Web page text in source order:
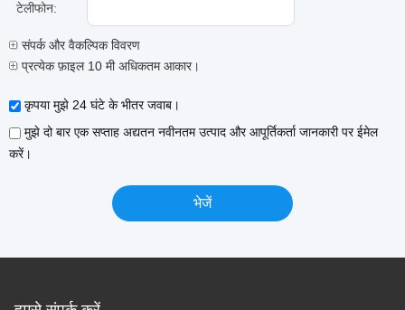
टेलीफोन:
संपर्क और वैकल्पिक विवरण
प्रत्येक फ़ाइल 10 मी अधिकतम आकार।
कृपया मुझे 24 घंटे के भीतर जवाब।
मुझे दो बार एक सप्ताह अद्यतन नवीनतम उत्पाद और आपूर्तिकर्ता जानकारी पर ईमेल
करें।